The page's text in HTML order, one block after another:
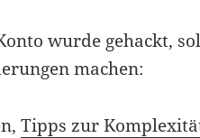
wurde gehackt,
machen:
Tipps zur